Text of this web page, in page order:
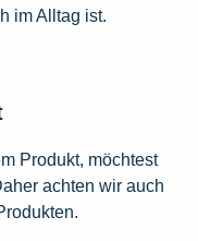
im Alltag ist.
Produkt, möchtest
achten wir auch